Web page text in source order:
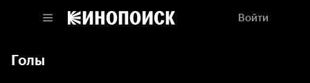
Войти
Голы